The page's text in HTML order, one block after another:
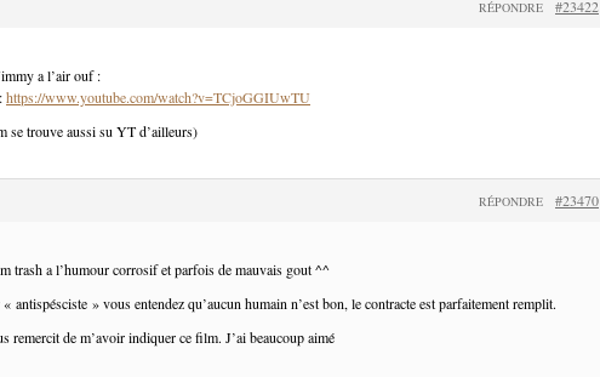
#23422
RÉPONDRE
a l’air ouf :
https://www.youtube.com/watch?v=TCjoGGIUwTU
se trouve aussi su YT d’ailleurs)
#23470
RÉPONDRE
trash a l’humour corrosif et parfois de mauvais gout ^^
antispésciste » vous entendez qu’aucun humain n’est bon, le contracte est parfaitement remplit.
remercit de m’avoir indiquer ce film. J’ai beaucoup aimé